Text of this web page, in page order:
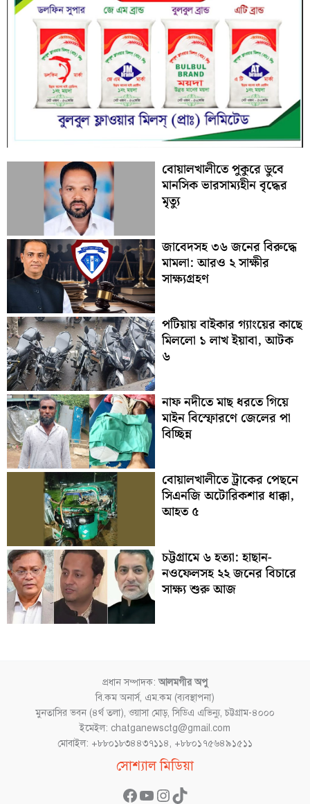
বোয়ালখালীতে পুকুরে ডুবে
মানসিক ভারসাম্যহীন বৃদ্ধের
মৃত্যু
জাবেদসহ ৩৬ জনের বিরুদ্ধে
মামলা: আরও ২ সাক্ষীর
সাক্ষ্যগ্রহণ
পটিয়ায় বাইকার গ্যাংয়ের কাছে
মিললো ১ লাখ ইয়াবা, আটক
৬
নাফ নদীতে মাছ ধরতে গিয়ে
মাইন বিস্ফোরণে জেলের পা
বিচ্ছিন্ন
বোয়ালখালীতে ট্রাকের পেছনে
সিএনজি অটোরিকশার ধাক্কা,
আহত ৫
চট্টগ্রামে ৬ হত্যা: হাছান-
নওফেলসহ ২২ জনের বিচারে
সাক্ষ্য শুরু আজ
প্রধান সম্পাদক:আলমগীর অপু
বি.কম অনার্স, এম.কম (ব্যবস্থাপনা)
মুনতাসির ভবন (৪র্থ তলা), ওয়াসা মোড়, সিডিএ এভিন্যু, চট্টগ্রাম-৪০০০
ইমেইল: chatganewsctg@gmail.com
মোবাইল: +৮৮০১৮৩৪৪৩৭১১৪, +৮৮০১৭৫৬৪৯১৫১১
সোশ্যাল মিডিয়া
Facebook
YouTube
Instagram
TikTok